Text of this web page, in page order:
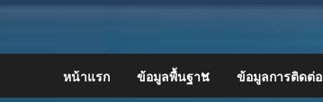
Skip
content
หน้าแรก ข้อมูลพื้นฐาน ข้อมูลการติดต่อ